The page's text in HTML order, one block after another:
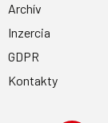
Archív
Inzercia
GDPR
Kontakty